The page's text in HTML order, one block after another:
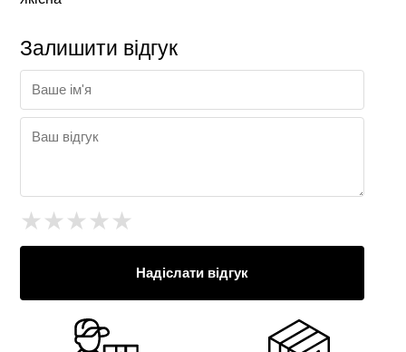
Залишити відгук
★★★★★
Надіслати відгук